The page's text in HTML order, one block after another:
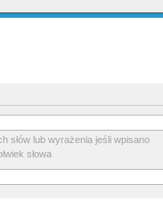
słów lub wyrażenia jeśli wpisano
słowa